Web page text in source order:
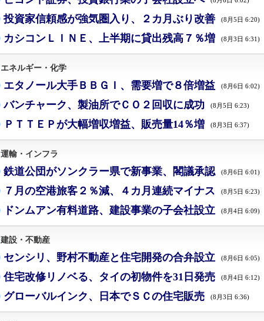
投資家信頼感が強気圏入り、２カ月ぶり改善 (8月5日 6:20)
カシコンＬＩＮＥ、上半期に貸出残高７％増 (8月3日 6:31)
エネルギー・化学
エタノール大手ＢＢＧＩ、需要増で８倍増益 (8月6日 6:02)
バンチャーク、製油所でＣＯ２回収に成功 (8月5日 6:23)
ＰＴＴＥＰが大幅増収増益、販売量14％増 (8月3日 6:37)
運輸・インフラ
鉄道公団がソンクラー県で新事業、閣議承認 (8月6日 6:01)
７月の空港旅客２％減、４カ月連続マイナス (8月5日 6:23)
ドンムアン有料道路、建設事業の子会社設立 (8月4日 6:09)
建設・不動産
センシリ、野村不動産と住宅開発の合弁設立 (8月6日 6:05)
住宅改修リノベる、タイの初物件を31日発売 (8月4日 6:12)
グローバルインク、日本でＳＣの住宅販売 (8月3日 6:36)